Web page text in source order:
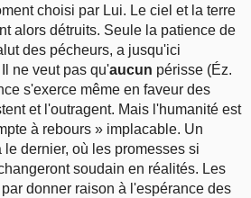
choisi par Lui. Le ciel et la terre
alors détruits. Seule la patience de
des pécheurs, a jusqu'ici
ne veut pas qu'aucun périsse (Éz.
s'exerce même en faveur des
et l'outragent. Mais l'humanité est
à rebours » implacable. Un
dernier, où les promesses si
soudain en réalités. Les
donner raison à l'espérance des